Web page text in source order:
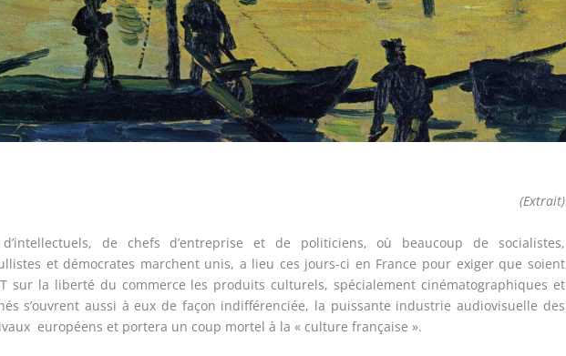
(Extrait)
de chefs d’entreprise et de politiciens, où beaucoup de socialistes,
et démocrates marchent unis, a lieu ces jours-ci en France pour exiger que soient
sur la liberté du commerce les produits culturels, spécialement cinématographiques et
s’ouvrent aussi à eux de façon indifférenciée, la puissante industrie audiovisuelle des
européens et portera un coup mortel à la « culture française ».